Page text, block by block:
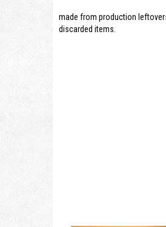
made from production
discarded items.